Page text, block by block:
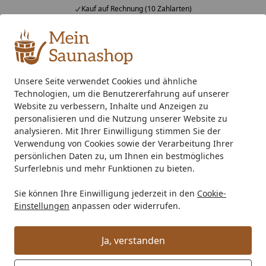
Unsere Seite verwendet Cookies und ähnliche
Technologien, um die Benutzererfahrung auf unserer
Website zu verbessern, Inhalte und Anzeigen zu
personalisieren und die Nutzung unserer Website zu
analysieren. Mit Ihrer Einwilligung stimmen Sie der
Verwendung von Cookies sowie der Verarbeitung Ihrer
persönlichen Daten zu, um Ihnen ein bestmögliches
Surferlebnis und mehr Funktionen zu bieten.
Sie können Ihre Einwilligung jederzeit in den Cookie-
Einstellungen anpassen oder widerrufen.
Ja, verstanden
Kauf auf Rechnung (10 Zahlarten)
Alle Produkte
Mein Konto
Suchen
Startseite
Bestellung stornieren?
Wie kann ich meine Bestellung
stornieren?
Im BereichMeine Bestellungkönnen Sie die
selbstständig beantragen, sofern diese noch nicht von
uns ausgeliefert wurden (oder Kosten durch die
Versandvorbereitung bei der Spedition entstanden sind).
Sollte Ihr Paket bereits versandt worden sein, können
Sie hier ebenfalls einenRetourenantragstellen.